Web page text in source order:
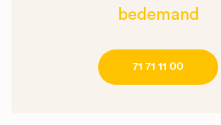
bedemand
71 71 11 00